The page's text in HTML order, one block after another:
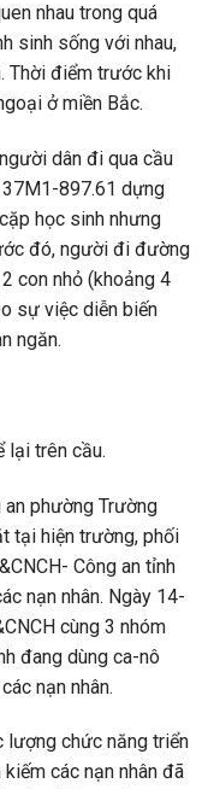
nhau trong quá
sinh sống với nhau,
Thời điểm trước khi
ở miền Bắc.
dân đi qua cầu
37M1-897.61 dựng
học sinh nhưng
đó, người đi đường
con nhỏ (khoảng 4
sự việc diễn biến
ngăn.
lại trên cầu.
phường Trường
tại hiện trường, phối
Công an tỉnh
nạn nhân. Ngày 14-
cùng 3 nhóm
đang dùng ca-nô
nạn nhân.
lượng chức năng triển
các nạn nhân đã